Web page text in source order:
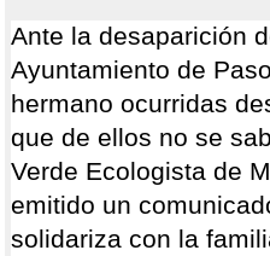
Ante la desaparición
Ayuntamiento de
hermano ocurridas
que de ellos no se
Verde Ecologista de
emitido un
solidariza con la